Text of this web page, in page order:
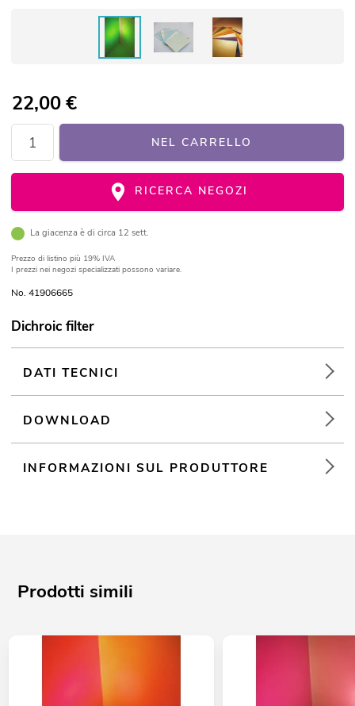
22,00€
NEL CARRELLO
RICERCA NEGOZI
La giacenza è di circa 12 sett.
Prezzo di listino più 19% IVA
I prezzi nei negozi specializzati possono variare.
No. 41906665
Dichroic filter
DATI TECNICI
DOWNLOAD
INFORMAZIONI SUL PRODUTTORE
Prodotti simili